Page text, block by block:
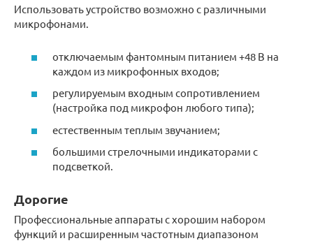
Использовать устройство возможно с различными
микрофонами.
отключаемым фантомным питанием +48 В на
каждом из микрофонных входов;
регулируемым входным сопротивлением
(настройка под микрофон любого типа);
естественным теплым звучанием;
большими стрелочными индикаторами с
подсветкой.
Дорогие
Профессиональные аппараты с хорошим набором
функций и расширенным частотным диапазоном